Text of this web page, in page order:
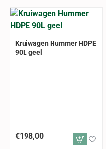
ALLEEN AFHALEN
Kruiwagen Hummer HDPE
90L geel
€198,00